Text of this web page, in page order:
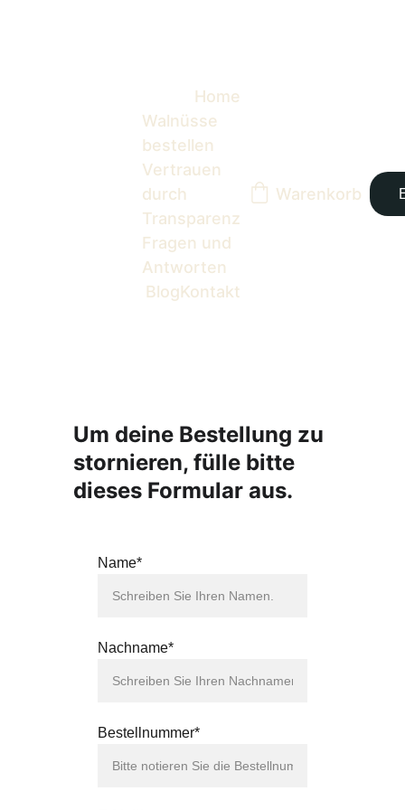
Home
Walnüsse
bestellen
Vertrauen
durch
Transparenz
Fragen und
Antworten
BlogKontakt
Warenkorb
Name*
Nachname*
Bestellnummer*
Um deine Bestellung zu
stornieren, fülle bitte
dieses Formular aus.